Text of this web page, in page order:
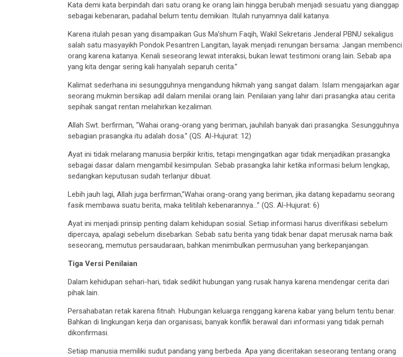
Kata demi kata berpindah dari satu orang ke orang lain hingga berubah menjadi sesuatu yang dianggap
sebagai kebenaran, padahal belum tentu demikian. Itulah runyamnya dalil katanya.
Karena itulah pesan yang disampaikan Gus Ma’shum Faqih, Wakil Sekretaris Jenderal PBNU sekaligus
salah satu masyayikh Pondok Pesantren Langitan, layak menjadi renungan bersama: Jangan membenci
orang karena katanya. Kenali seseorang lewat interaksi, bukan lewat testimoni orang lain. Sebab apa
yang kita dengar sering kali hanyalah separuh cerita.”
Kalimat sederhana ini sesungguhnya mengandung hikmah yang sangat dalam. Islam mengajarkan agar
seorang mukmin bersikap adil dalam menilai orang lain. Penilaian yang lahir dari prasangka atau cerita
sepihak sangat rentan melahirkan kezaliman.
Allah Swt. berfirman, “Wahai orang-orang yang beriman, jauhilah banyak dari prasangka. Sesungguhnya
sebagian prasangka itu adalah dosa.” (QS. Al-Hujurat: 12)
Ayat ini tidak melarang manusia berpikir kritis, tetapi mengingatkan agar tidak menjadikan prasangka
sebagai dasar dalam mengambil kesimpulan. Sebab prasangka lahir ketika informasi belum lengkap,
sedangkan keputusan sudah terlanjur dibuat.
Lebih jauh lagi, Allah juga berfirman,”Wahai orang-orang yang beriman, jika datang kepadamu seorang
fasik membawa suatu berita, maka telitilah kebenarannya…” (QS. Al-Hujurat: 6)
Ayat ini menjadi prinsip penting dalam kehidupan sosial. Setiap informasi harus diverifikasi sebelum
dipercaya, apalagi sebelum disebarkan. Sebab satu berita yang tidak benar dapat merusak nama baik
seseorang, memutus persaudaraan, bahkan menimbulkan permusuhan yang berkepanjangan.
Tiga Versi Penilaian
Dalam kehidupan sehari-hari, tidak sedikit hubungan yang rusak hanya karena mendengar cerita dari
pihak lain.
Persahabatan retak karena fitnah. Hubungan keluarga renggang karena kabar yang belum tentu benar.
Bahkan di lingkungan kerja dan organisasi, banyak konflik berawal dari informasi yang tidak pernah
dikonfirmasi.
Setiap manusia memiliki sudut pandang yang berbeda. Apa yang diceritakan seseorang tentang orang